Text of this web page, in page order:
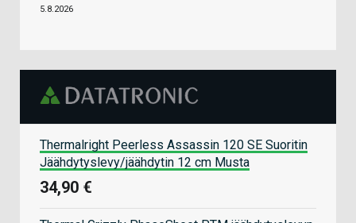
5.8.2026
Thermalright Peerless Assassin 120 SE Suoritin
Jäähdytyslevy/jäähdytin 12 cm Musta
34,90 €